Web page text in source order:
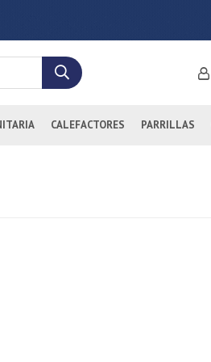
CALEFACTORES PARRILLAS